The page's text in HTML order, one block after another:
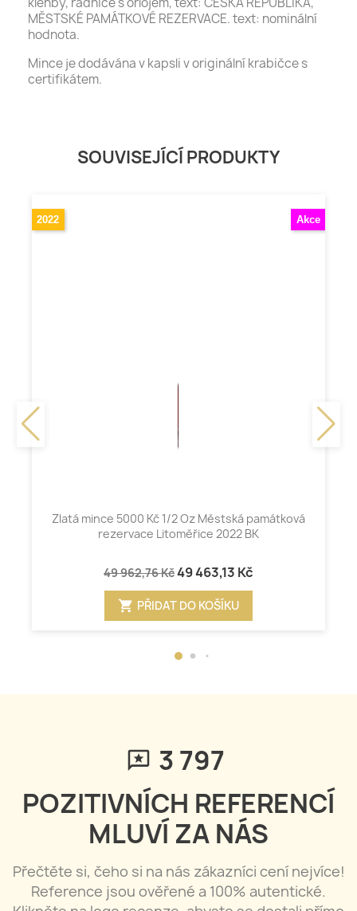
MĚSTSKÉ PAMÁTKOVÉ REZERVACE. text: nominální
hodnota.
Mince je dodávána v kapsli v originální krabičce s
certifikátem.
SOUVISEJÍCÍ PRODUKTY
Akce
2022
Zlatá mince 5000 Kč 1/2 Oz Městská památková
rezervace Litoměřice 2022 BK
49 962,76 Kč49 463,13 Kč
shopping_cart PŘIDAT DO KOŠÍKU
3 797
POZITIVNÍCH REFERENCÍ
MLUVÍ ZA NÁS
Přečtěte si, čeho si na nás zákazníci cení nejvíce!
Reference jsou ověřené a 100% autentické.